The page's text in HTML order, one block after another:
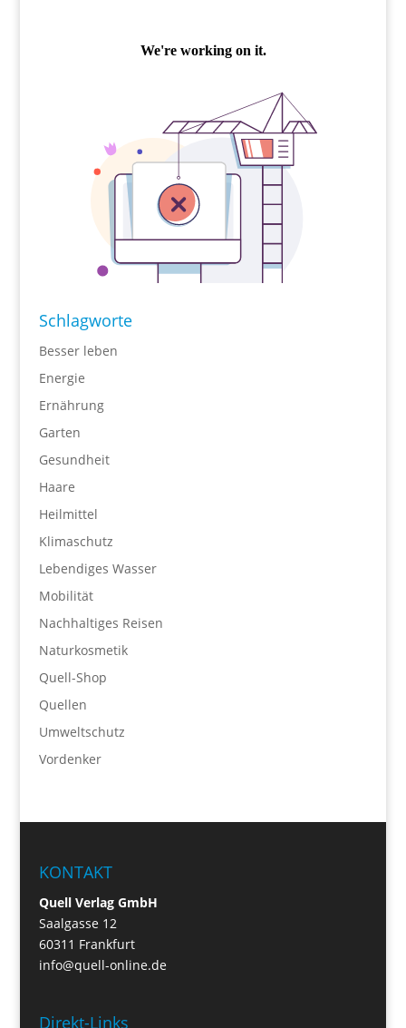
Schlagworte
Besser leben
Energie
Ernährung
Garten
Gesundheit
Haare
Heilmittel
Klimaschutz
Lebendiges Wasser
Mobilität
Nachhaltiges Reisen
Naturkosmetik
Quell-Shop
Quellen
Umweltschutz
Vordenker
KONTAKT
Quell Verlag GmbH
Saalgasse 12
60311 Frankfurt
info@quell-online.de
Direkt-Links